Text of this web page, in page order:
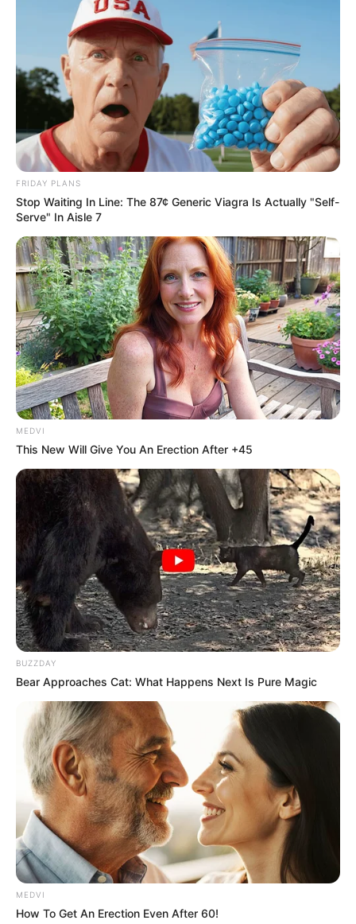
FRIDAY PLANS
Stop Waiting In Line: The 87¢ Generic Viagra Is Actually "Self-
Serve" In Aisle 7
MEDVI
This New Will Give You An Erection After +45
BUZZDAY
Bear Approaches Cat: What Happens Next Is Pure Magic
MEDVI
How To Get An Erection Even After 60!